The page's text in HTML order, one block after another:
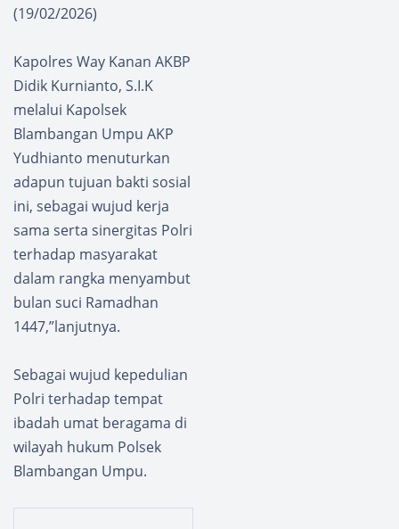
(19/02/2026)
Kapolres Way Kanan AKBP
Didik Kurnianto, S.I.K
melalui Kapolsek
Blambangan Umpu AKP
Yudhianto menuturkan
adapun tujuan bakti sosial
ini, sebagai wujud kerja
sama serta sinergitas Polri
terhadap masyarakat
dalam rangka menyambut
bulan suci Ramadhan
1447,”lanjutnya.
Sebagai wujud kepedulian
Polri terhadap tempat
ibadah umat beragama di
wilayah hukum Polsek
Blambangan Umpu.